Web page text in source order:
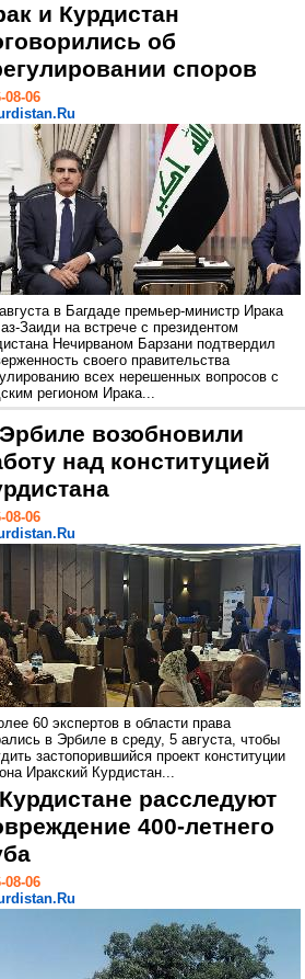
и Курдистан
об
споров
08-06
в Багдаде премьер-министр Ирака
Заиди на встрече с президентом
Нечирваном Барзани подтвердил
своего правительства
всех нерешенных вопросов с
регионом Ирака...
возобновили
над конституцией
08-06
60 экспертов в области права
в Эрбиле в среду, 5 августа, чтобы
застопорившийся проект конституции
Иракский Курдистан...
расследуют
400-летнего
08-06